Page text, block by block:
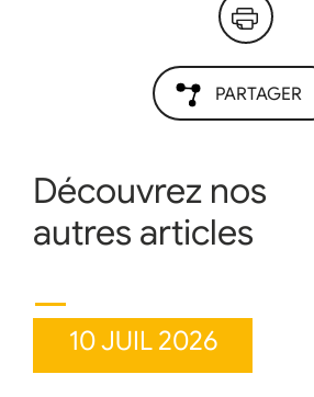
PARTAGER
Découvrez nos
autres articles
10 JUIL 2026